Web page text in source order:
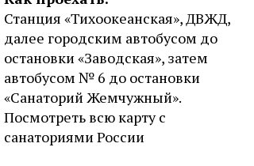
Станция «Тихоокеанская», ДВЖД,
далее городским автобусом до
остановки «Заводская», затем
автобусом № 6 до остановки
«Санаторий Жемчужный».
Посмотреть всю карту с
санаториями России